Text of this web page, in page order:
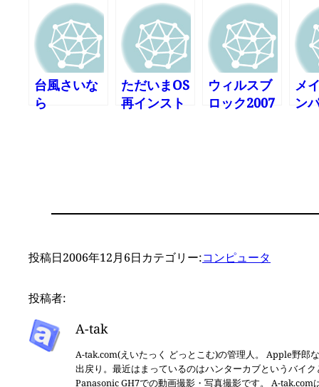
台風さいな
ら
ただいまOS
再インスト
ウィルスブ
ロック2007
メ
ン
投稿日2006年12月6日カテゴリー:コンピュータ
投稿者:
A-tak
A-tak.com(えいたっく どっとこむ)の管理人。 Apple野郎
出戻り。最近はまっているのはハンターカブというバイ
Panasonic GH7での動画撮影・写真撮影です。 A-tak.com